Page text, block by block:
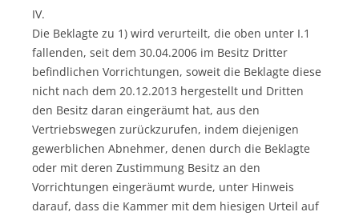
IV.
Die Beklagte zu 1) wird verurteilt, die oben unter I.1
fallenden, seit dem 30.04.2006 im Besitz Dritter
befindlichen Vorrichtungen, soweit die Beklagte diese
nicht nach dem 20.12.2013 hergestellt und Dritten
den Besitz daran eingeräumt hat, aus den
Vertriebswegen zurückzurufen, indem diejenigen
gewerblichen Abnehmer, denen durch die Beklagte
oder mit deren Zustimmung Besitz an den
Vorrichtungen eingeräumt wurde, unter Hinweis
darauf, dass die Kammer mit dem hiesigen Urteil auf